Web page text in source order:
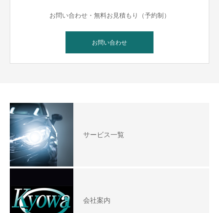
お問い合わせ・無料お見積もり（予約制）
お問い合わせ
サービス一覧
会社案内